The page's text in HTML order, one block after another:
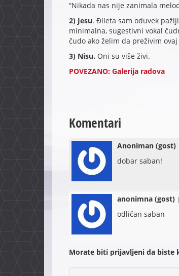
“Nikada nas nije zanimala
2) Jesu. Đileta sam oduvek
minimalna, sugestivni vokal
čudo ako želim da preživim ovaj
3) Nisu. Oni su više živi.
POVEZANO: Galerija radova
Komentari
Anoniman(gost)
dobar saban!
anonimna(gost)
odličan saban
Morate biti prijavljeni da biste